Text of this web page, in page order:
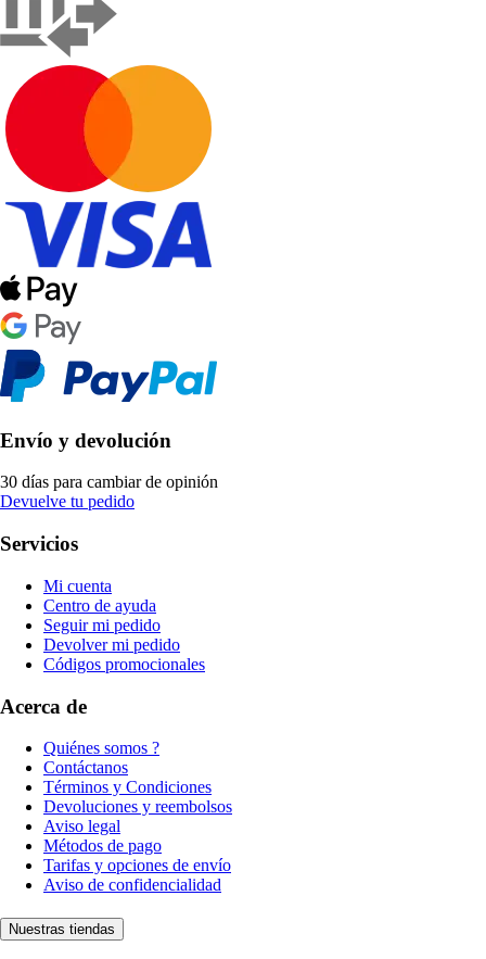
Envío y devolución
30 días para cambiar de opinión
Devuelve tu pedido
Servicios
Mi cuenta
Centro de ayuda
Seguir mi pedido
Devolver mi pedido
Códigos promocionales
Acerca de
Quiénes somos ?
Contáctanos
Términos y Condiciones
Devoluciones y reembolsos
Aviso legal
Métodos de pago
Tarifas y opciones de envío
Aviso de confidencialidad
Nuestras tiendas